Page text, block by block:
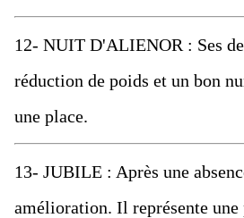
12- NUIT D'ALIENOR : Ses
réduction de poids et un bon
une place.
13- JUBILE : Après une
amélioration. Il représente